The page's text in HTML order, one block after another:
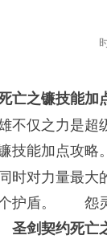
亡之镰技能加
不仅之力是超
技能加点攻略。
时对力量最
护盾。 怨
剑契约死亡